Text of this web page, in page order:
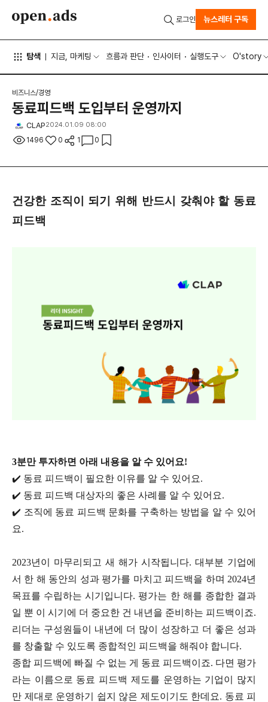
탐색 지금, 마케팅 흐름과 판단 인사이터 실행도구 O'story
로그인 뉴스레터 구독
비즈니스/경영
동료피드백 도입부터 운영까지
CLAP2024.01.09 08:00
1496 0 1 0
건강한 조직이 되기 위해 반드시 갖춰야 할 동료
피드백
3분만 투자하면 아래 내용을 알 수 있어요!
✔️ 동료 피드백이 필요한 이유를 알 수 있어요.
✔️ 동료 피드백 대상자의 좋은 사례를 알 수 있어요.
✔️ 조직에 동료 피드백 문화를 구축하는 방법을 알 수 있어
요.
2023년이 마무리되고 새 해가 시작됩니다. 대부분 기업에
서 한 해 동안의 성과 평가를 마치고 피드백을 하며 2024년
목표를 수립하는 시기입니다. 평가는 한 해를 종합한 결과
일 뿐 이 시기에 더 중요한 건 내년을 준비하는 피드백이죠.
리더는 구성원들이 내년에 더 많이 성장하고 더 좋은 성과
를 창출할 수 있도록 종합적인 피드백을 해줘야 합니다.
종합 피드백에 빠질 수 없는 게 동료 피드백이죠. 다면 평가
라는 이름으로 동료 피드백 제도를 운영하는 기업이 많지
만 제대로 운영하기 쉽지 않은 제도이기도 한데요. 동료 피